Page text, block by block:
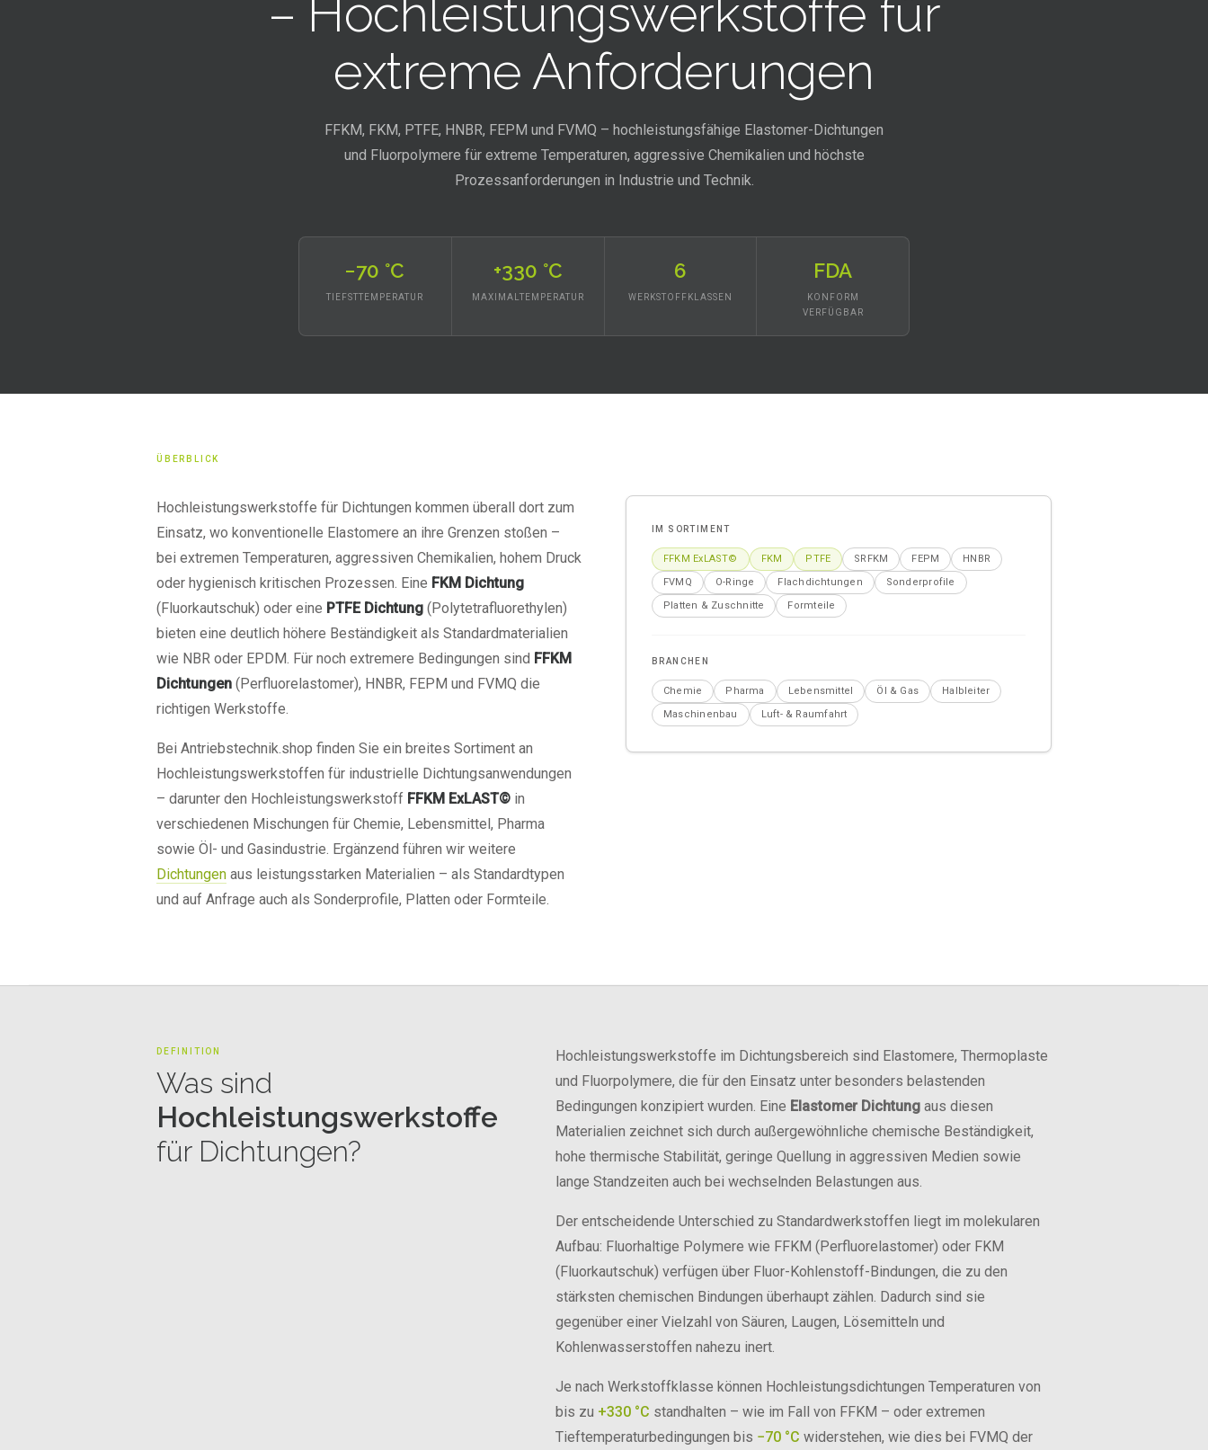
– Hochleistungswerkstoffe für
extreme Anforderungen
FFKM, FKM, PTFE, HNBR, FEPM und FVMQ – hochleistungsfähige Elastomer-Dichtungen
und Fluorpolymere für extreme Temperaturen, aggressive Chemikalien und höchste
Prozessanforderungen in Industrie und Technik.
−70 °C
TIEFSTTEMPERATUR
+330 °C
MAXIMALTEMPERATUR
6
WERKSTOFFKLASSEN
FDA
KONFORM
VERFÜGBAR
ÜBERBLICK
Hochleistungswerkstoffe für Dichtungen kommen überall dort zum
Einsatz, wo konventionelle Elastomere an ihre Grenzen stoßen –
bei extremen Temperaturen, aggressiven Chemikalien, hohem Druck
oder hygienisch kritischen Prozessen. Eine FKM Dichtung
(Fluorkautschuk) oder eine PTFE Dichtung (Polytetrafluorethylen)
bieten eine deutlich höhere Beständigkeit als Standardmaterialien
wie NBR oder EPDM. Für noch extremere Bedingungen sind FFKM
Dichtungen (Perfluorelastomer), HNBR, FEPM und FVMQ die
richtigen Werkstoffe.
Bei Antriebstechnik.shop finden Sie ein breites Sortiment an
Hochleistungswerkstoffen für industrielle Dichtungsanwendungen
– darunter den Hochleistungswerkstoff FFKM ExLAST© in
verschiedenen Mischungen für Chemie, Lebensmittel, Pharma
sowie Öl- und Gasindustrie. Ergänzend führen wir weitere
Dichtungen aus leistungsstarken Materialien – als Standardtypen
und auf Anfrage auch als Sonderprofile, Platten oder Formteile.
IM SORTIMENT
FFKM ExLAST© FKM PTFE SRFKM FEPM
HNBR
FVMQ
O-Ringe Flachdichtungen
Sonderprofile
Platten & Zuschnitte
Formteile
BRANCHEN
Chemie Pharma Lebensmittel Öl & Gas
Halbleiter
Maschinenbau
Luft- & Raumfahrt
DEFINITION
Was sind
Hochleistungswerkstoffe
für Dichtungen?
Hochleistungswerkstoffe im Dichtungsbereich sind Elastomere, Thermoplaste
und Fluorpolymere, die für den Einsatz unter besonders belastenden
Bedingungen konzipiert wurden. Eine Elastomer Dichtung aus diesen
Materialien zeichnet sich durch außergewöhnliche chemische Beständigkeit,
hohe thermische Stabilität, geringe Quellung in aggressiven Medien sowie
lange Standzeiten auch bei wechselnden Belastungen aus.
Der entscheidende Unterschied zu Standardwerkstoffen liegt im molekularen
Aufbau: Fluorhaltige Polymere wie FFKM (Perfluorelastomer) oder FKM
(Fluorkautschuk) verfügen über Fluor-Kohlenstoff-Bindungen, die zu den
stärksten chemischen Bindungen überhaupt zählen. Dadurch sind sie
gegenüber einer Vielzahl von Säuren, Laugen, Lösemitteln und
Kohlenwasserstoffen nahezu inert.
Je nach Werkstoffklasse können Hochleistungsdichtungen Temperaturen von
bis zu +330 °C standhalten – wie im Fall von FFKM – oder extremen
Tieftemperaturbedingungen bis −70 °C widerstehen, wie dies bei FVMQ der